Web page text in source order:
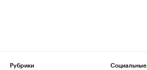
Рубрики
Социальные